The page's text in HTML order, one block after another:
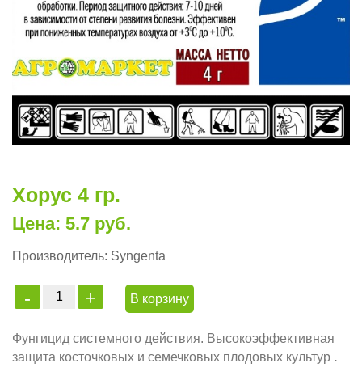
Хорус 4 гр.
Цена: 5.7 руб.
Производитель: Syngenta
В корзину
Фунгицид системного действия. Высокоэффективная
защита косточковых и семечковых плодовых культур .